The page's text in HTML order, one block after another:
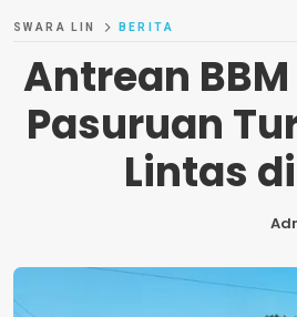
SWARA LIN BERITA
Antrean
Pasuruan
Lintas